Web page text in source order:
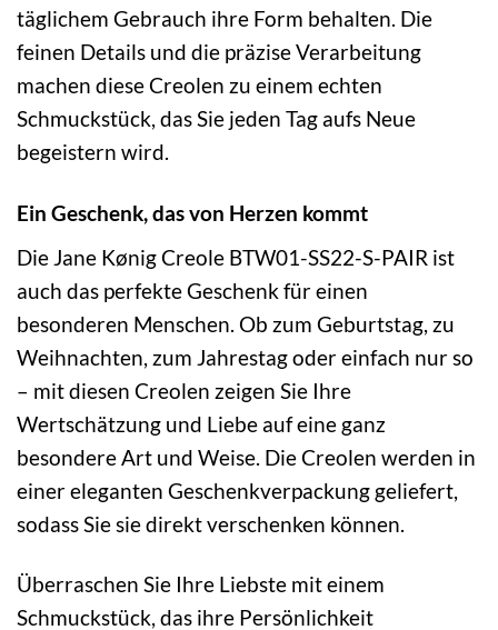
täglichem Gebrauch ihre Form behalten. Die
feinen Details und die präzise Verarbeitung
machen diese Creolen zu einem echten
Schmuckstück, das Sie jeden Tag aufs Neue
begeistern wird.
Ein Geschenk, das von Herzen kommt
Die Jane Kønig Creole BTW01-SS22-S-PAIR ist
auch das perfekte Geschenk für einen
besonderen Menschen. Ob zum Geburtstag, zu
Weihnachten, zum Jahrestag oder einfach nur so
– mit diesen Creolen zeigen Sie Ihre
Wertschätzung und Liebe auf eine ganz
besondere Art und Weise. Die Creolen werden in
einer eleganten Geschenkverpackung geliefert,
sodass Sie sie direkt verschenken können.
Überraschen Sie Ihre Liebste mit einem
Schmuckstück, das ihre Persönlichkeit